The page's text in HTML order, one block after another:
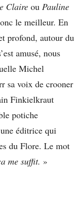
Claire ou Pauline
le meilleur. En
profond, autour du
amusé, nous
Michel
sa voix de crooner
Finkielkraut
potiche
éditrice qui
du Flore. Le mot
me suffit. »